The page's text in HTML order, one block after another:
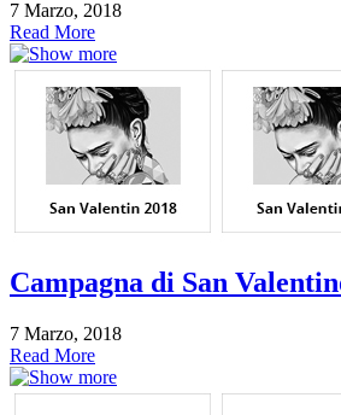
7 Marzo, 2018
Read More
Campagna di San
7 Marzo, 2018
Read More